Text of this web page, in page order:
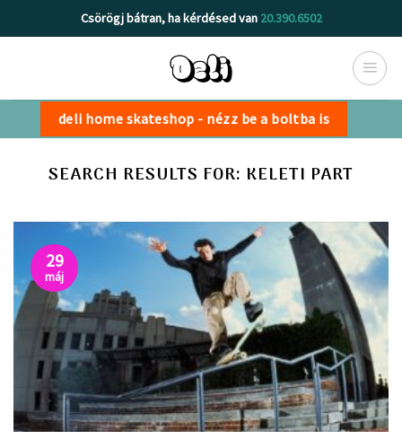
to
Csörögj bátran, ha kérdésed van 20.390.6502
deli home skateshop - nézz be a boltba is
SEARCH RESULTS FOR: KELETI PART
29
máj